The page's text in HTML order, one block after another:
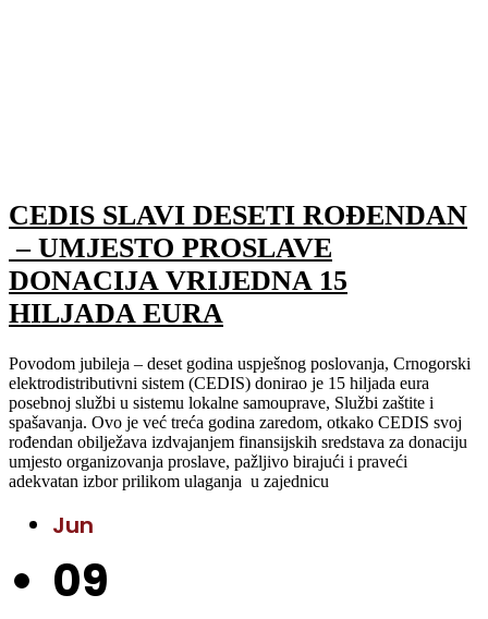
CEDIS SLAVI DESETI ROĐENDAN
– UMJESTO PROSLAVE
DONACIJA VRIJEDNA 15
HILJADA EURA
Povodom jubileja – deset godina uspješnog poslovanja, Crnogorski
elektrodistributivni sistem (CEDIS) donirao je 15 hiljada eura
posebnoj službi u sistemu lokalne samouprave, Službi zaštite i
spašavanja. Ovo je već treća godina zaredom, otkako CEDIS svoj
rođendan obilježava izdvajanjem finansijskih sredstava za donaciju
umjesto organizovanja proslave, pažljivo birajući i praveći
adekvatan izbor prilikom ulaganja u zajednicu
Jun
09